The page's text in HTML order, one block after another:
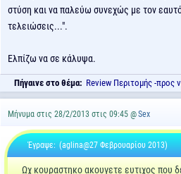
στύση και να παλεύω συνεχώς με τον
τελειώσεις...".
Ελπίζω να σε κάλυψα.
Πήγαινε στο θέμα: Review Περιτομής -προς
Μήνυμα στις 28/2/2013 στις 09:45 @Sex
Έγραψε: (aglina@27 Φεβρουαρίου 2013)
Ωχ κουραστηκο ακουγετε ευτιχος που